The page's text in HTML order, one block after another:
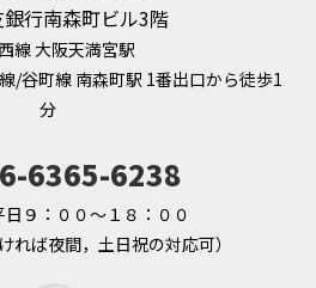
行南森町ビル3階
線 大阪天満宮駅
/谷町線 南森町駅 1番出口から徒歩1
分
6365-6238
９：００～１８：００
れば夜間，土日祝の対応可）